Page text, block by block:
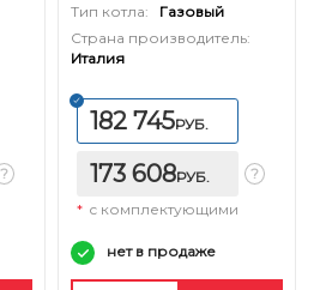
Тип котла:
Газовый
Страна производитель:
Италия
182 745РУБ.
173 608РУБ.
* с комплектующими
нет в продаже